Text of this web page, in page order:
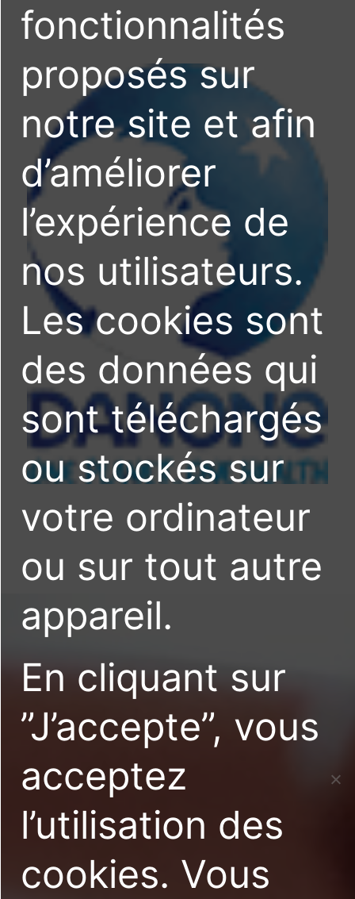
fonctionnalités
proposés sur
notre site et afin
d’améliorer
l’expérience de
nos utilisateurs.
Les cookies sont
des données qui
sont téléchargés
ou stockés sur
votre ordinateur
ou sur tout autre
appareil.
En cliquant sur
”J’accepte”, vous
acceptez
l’utilisation des
cookies. Vous